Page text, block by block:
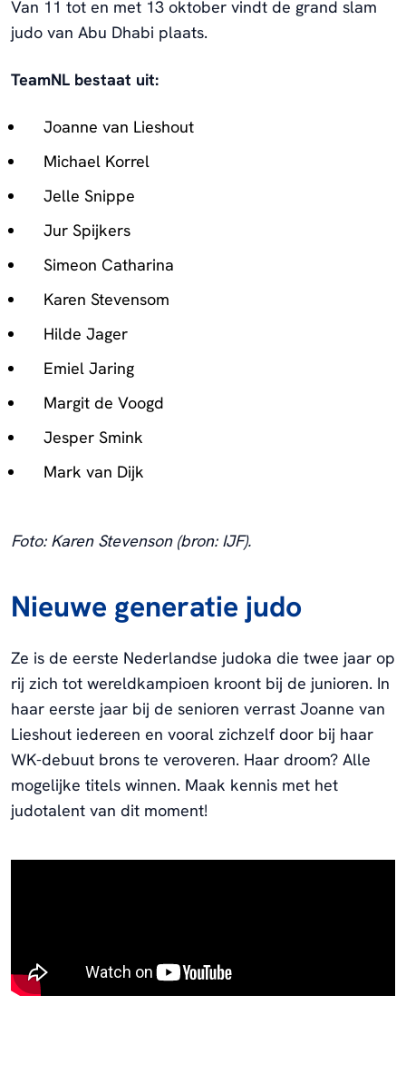
Van 11 tot en met 13 oktober vindt de grand slam
judo van Abu Dhabi plaats.
TeamNL bestaat uit:
Joanne van Lieshout
Michael Korrel
Jelle Snippe
Jur Spijkers
Simeon Catharina
Karen Stevensom
Hilde Jager
Emiel Jaring
Margit de Voogd
Jesper Smink
Mark van Dijk
Foto: Karen Stevenson (bron: IJF).
Nieuwe generatie judo
Ze is de eerste Nederlandse judoka die twee jaar op
rij zich tot wereldkampioen kroont bij de junioren. In
haar eerste jaar bij de senioren verrast Joanne van
Lieshout iedereen en vooral zichzelf door bij haar
WK-debuut brons te veroveren. Haar droom? Alle
mogelijke titels winnen. Maak kennis met het
judotalent van dit moment!